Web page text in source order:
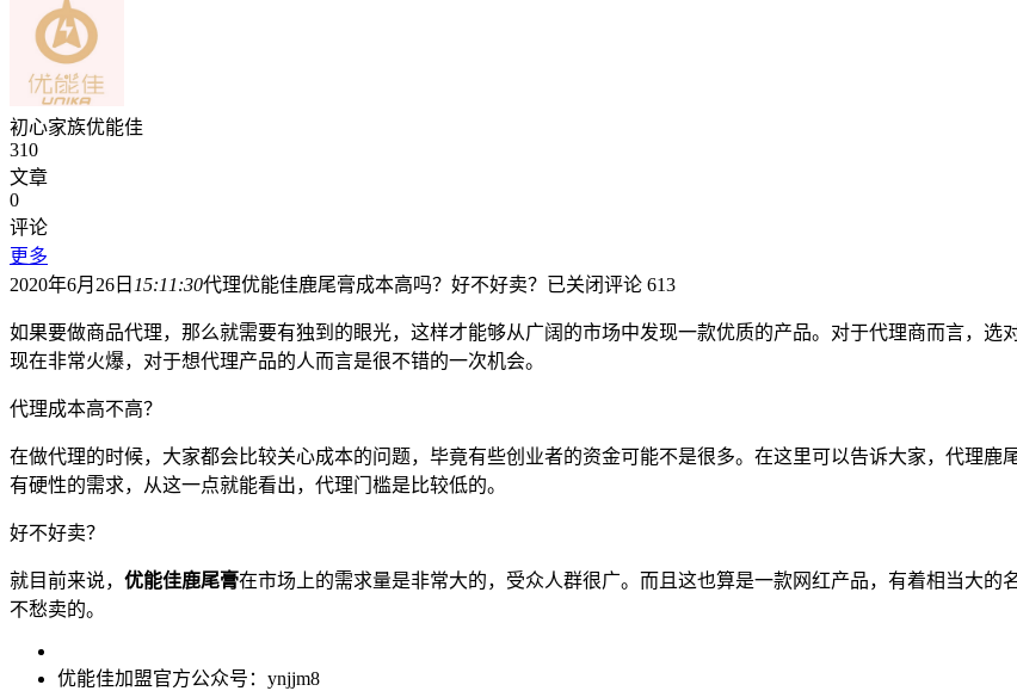
初心家族优能佳
310
文章
0
评论
更多
2020年6月26日 15:11:30代理优能佳鹿尾膏成本高吗？好不好卖？ 已关闭评论 613
如果要做商品代理，那么就需要有独到的眼光，这样才能够从广阔的市场中发现一款优质的产品。对于代理商而言，选
现在非常火爆，对于想代理产品的人而言是很不错的一次机会。
代理成本高不高？
在做代理的时候，大家都会比较关心成本的问题，毕竟有些创业者的资金可能不是很多。在这里可以告诉大家，代理
有硬性的需求，从这一点就能看出，代理门槛是比较低的。
好不好卖？
就目前来说， 优能佳鹿尾膏在市场上的需求量是非常大的，受众人群很广。而且这也算是一款网红产品，有着相当大
不愁卖的。
优能佳加盟官方公众号：ynjjm8